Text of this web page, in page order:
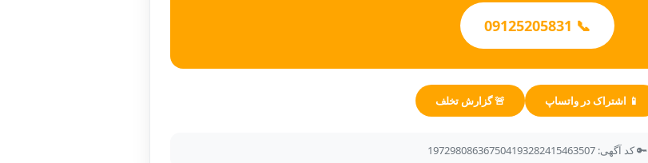
📞 09125205831
📱 اشتراک در واتساپ 🚨 گزارش تخلف
🔑 کد آگهی: 197298086367504193282415463507